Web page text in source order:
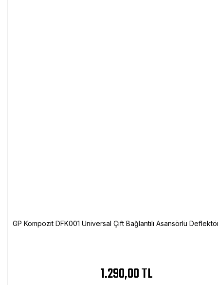
GP Kompozit DFK001 Universal Çift Bağlantılı Asansörlü
1.290,00 TL